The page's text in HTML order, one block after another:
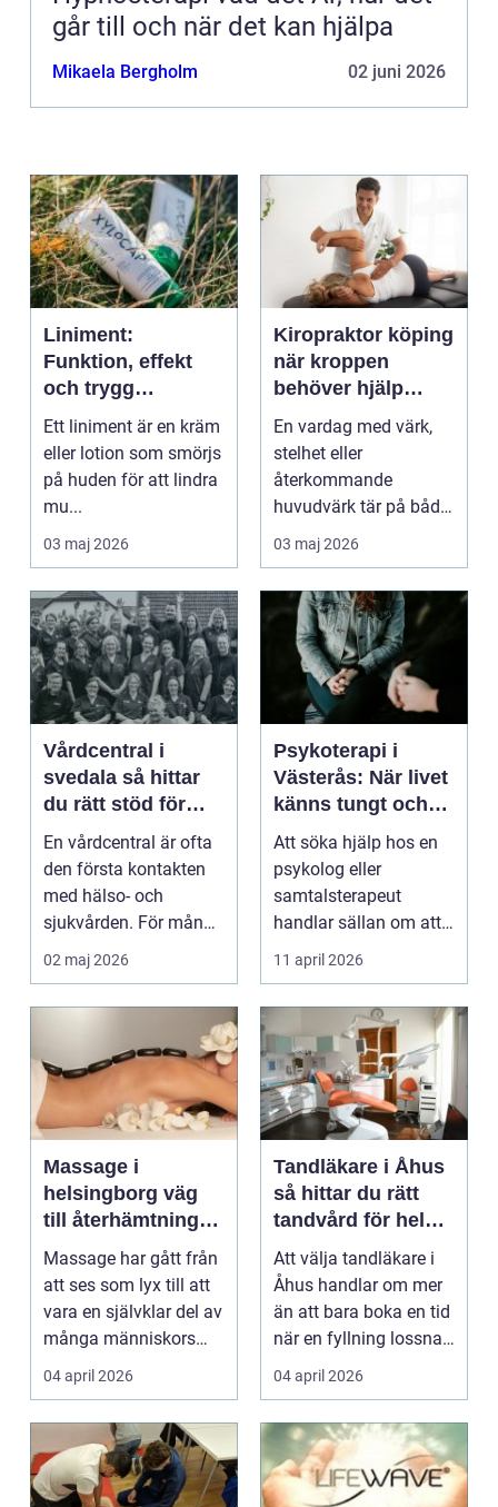
går till och när det kan hjälpa
Mikaela Bergholm 02 juni 2026
Liniment:
Funktion, effekt
och trygg
användning
Ett liniment är en kräm
eller lotion som smörjs
på huden för att lindra
mu...
03 maj 2026
Kiropraktor köping
när kroppen
behöver hjälp
tillbaka
En vardag med värk,
stelhet eller
återkommande
huvudvärk tär på både
ork och humör. Många
går länge ...
03 maj 2026
Vårdcentral i
svedala så hittar
du rätt stöd för
hela familjen
En vårdcentral är ofta
den första kontakten
med hälso- och
sjukvården. För många
i Svedala handlar v...
02 maj 2026
Psykoterapi i
Västerås: När livet
känns tungt och
du behöver prata
med någon
Att söka hjälp hos en
psykolog eller
samtalsterapeut
handlar sällan om att
vara svag....
11 april 2026
Massage i
helsingborg väg
till återhämtning
och hållbar hälsa
Massage har gått från
att ses som lyx till att
vara en självklar del av
många människors
friskvård. ...
04 april 2026
Tandläkare i Åhus
så hittar du rätt
tandvård för hela
familjen
Att välja tandläkare i
Åhus handlar om mer
än att bara boka en tid
när en fyllning lossnar
eller en ...
04 april 2026